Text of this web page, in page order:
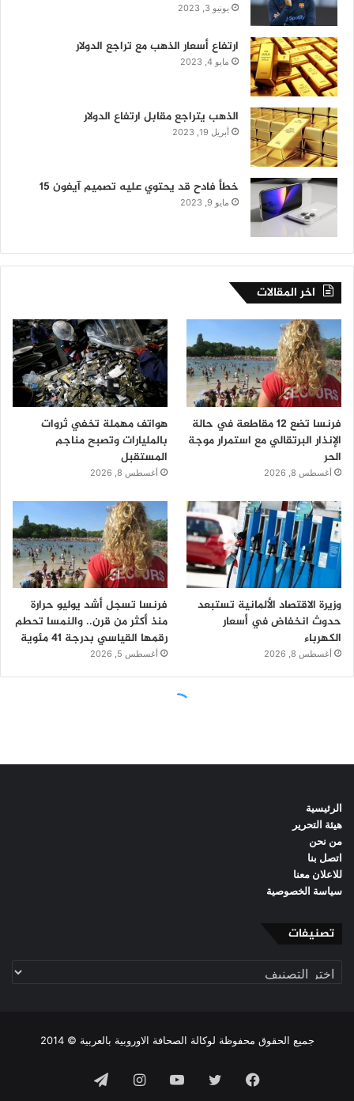
الرئيسية
هيئة التحرير
من نحن
اتصل بنا
للاعلان معنا
سياسة الخصوصية
تصنيفات
تصنيفات
جميع الحقوق محفوظة لوكالة الصحافة الاوروبية بالعربية © 2014
فيسبوك تويتر يوتيوبانستقرامتيلقرام